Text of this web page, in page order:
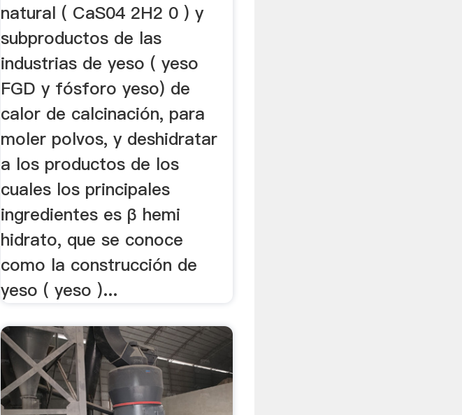
natural ( CaS04 2H2 0 ) y
subproductos de las
industrias de yeso ( yeso
FGD y fósforo yeso) de
calor de calcinación, para
moler polvos, y deshidratar
a los productos de los
cuales los principales
ingredientes es β hemi
hidrato, que se conoce
como la construcción de
yeso ( yeso )...